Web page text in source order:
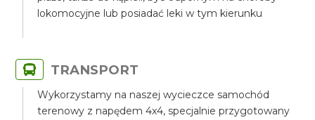
lokomocyjne lub posiadać leki w tym kierunku
TRANSPORT
Wykorzystamy na naszej wycieczce samochód
terenowy z napędem 4x4, specjalnie przygotowany